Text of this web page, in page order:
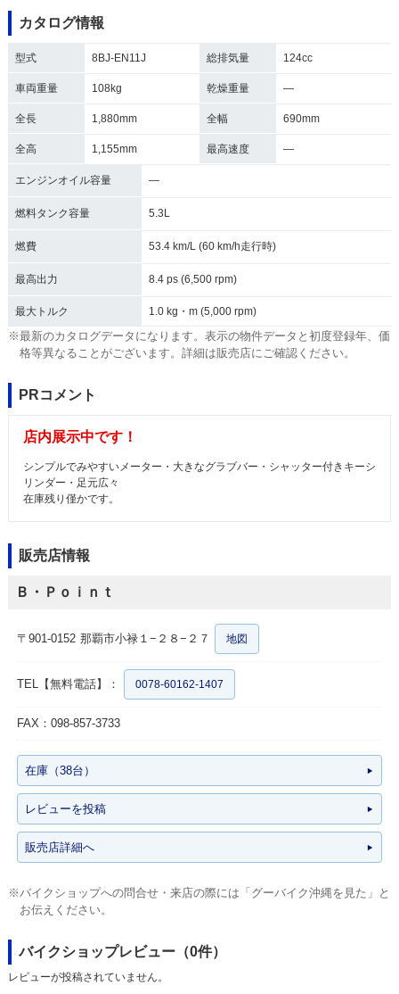
カタログ情報
型式 8BJ-EN11J 総排気量 124cc
車両重量 108kg 乾燥重量 ―
全長 1,880mm 全幅 690mm
全高 1,155mm 最高速度 ―
エンジンオイル容量 ―
燃料タンク容量 5.3L
燃費 53.4 km/L (60 km/h走行時)
最高出力 8.4 ps (6,500 rpm)
最大トルク 1.0 kg・m (5,000 rpm)
※最新のカタログデータになります。表示の物件データと初度登録年、価
格等異なることがございます。詳細は販売店にご確認ください。
PRコメント
店内展示中です！
シンプルでみやすいメーター・大きなグラブバー・シャッター付きキーシ
リンダー・足元広々
在庫残り僅かです。
販売店情報
Ｂ・Ｐｏｉｎｔ
〒901-0152 那覇市小禄１−２８−２７ 地図
TEL【無料電話】： 0078-60162-1407
FAX：098-857-3733
在庫（38台）
レビューを投稿
販売店詳細へ
※バイクショップへの問合せ・来店の際には「グーバイク沖縄を見た」と
お伝えください。
バイクショップレビュー（0件）
レビューが投稿されていません。